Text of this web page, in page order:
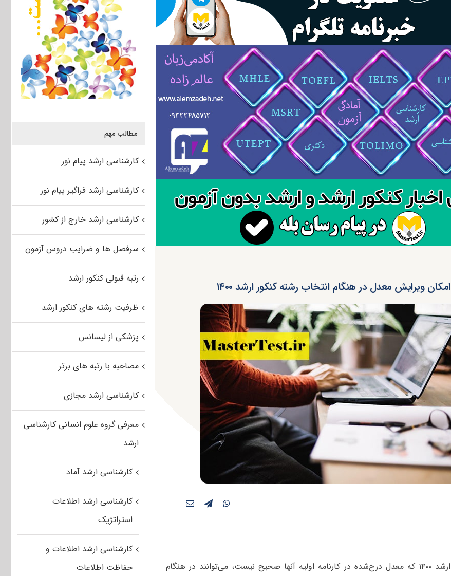
امکان ویرایش معدل در هنگام انتخاب رشته کنکور ارشد ۱۴۰۰
داوطلبان کنکور ارشد ۱۴۰۰ که معدل درج‌شده در کارنامه اولیه آنها صحیح نیست، می‌توانند در هنگام
مطالب مهم
کارشناسی ارشد پیام نور
کارشناسی ارشد فراگیر پیام نور
کارشناسی ارشد خارج از کشور
سرفصل ها و ضرایب دروس آزمون
رتبه قبولی کنکور ارشد
ظرفیت رشته های کنکور ارشد
پزشکی از لیسانس
مصاحبه با رتبه های برتر
کارشناسی ارشد مجازی
معرفی گروه علوم انسانی کارشناسی
ارشد
کارشناسی ارشد آماد
کارشناسی ارشد اطلاعات
استراتژیک
کارشناسی ارشد اطلاعات و
حفاظت اطلاعات